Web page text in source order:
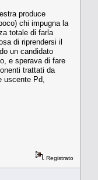
produce
chi impugna la
totale di farla
di riprendersi il
un candidato
e sperava di fare
trattati da
uscente Pd,
Registrato